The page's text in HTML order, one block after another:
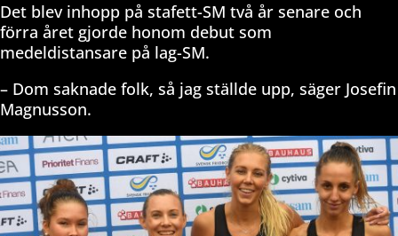
Det blev inhopp på stafett-SM två år senare och
förra året gjorde honom debut som
medeldistansare på lag-SM.
– Dom saknade folk, så jag ställde upp, säger Josefin
Magnusson.